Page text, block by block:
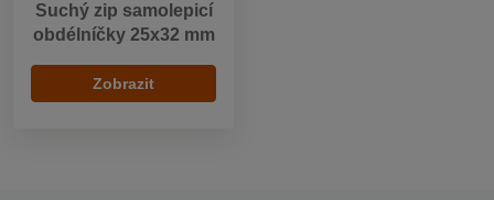
Suchý zip samolepicí
obdélníčky 25x32 mm
Zobrazit